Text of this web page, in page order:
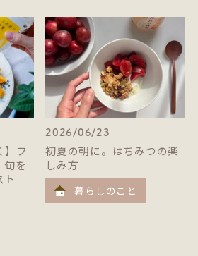
】フ
を
ト
2026/06/23
初夏の朝に。はちみつの楽
しみ方
暮らしのこと